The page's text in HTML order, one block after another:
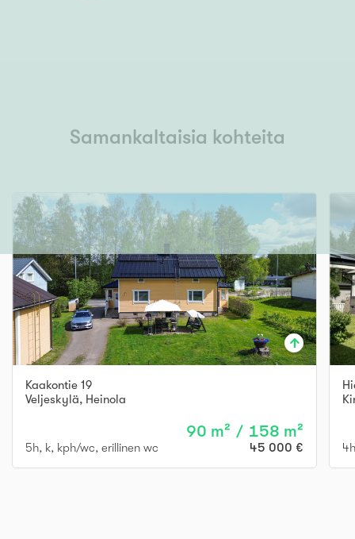
Samankaltaisia kohteita
Kaakontie 19
Veljeskylä, Heinola
90 m² / 158 m²
5h, k, kph/wc, erillinen wc 45 000 €